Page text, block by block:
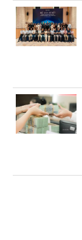
tài
chính